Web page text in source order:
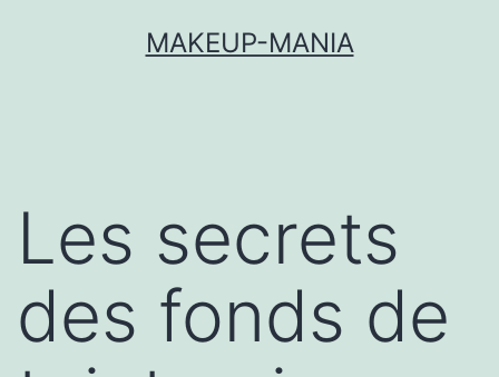
MAKEUP-MANIA
Les secrets
des fonds de